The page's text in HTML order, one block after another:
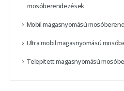
mosóberendezések
Mobil magasnyomású
Ultra mobil magasnyomású
Telepített magasnyomású